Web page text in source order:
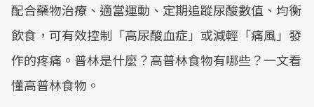
配合藥物治療、適當運動、定期追蹤尿酸數值、均衡
飲食，可有效控制「高尿酸血症」或減輕「痛風」發
作的疼痛。普林是什麼？高普林食物有哪些？一文看
懂高普林食物。